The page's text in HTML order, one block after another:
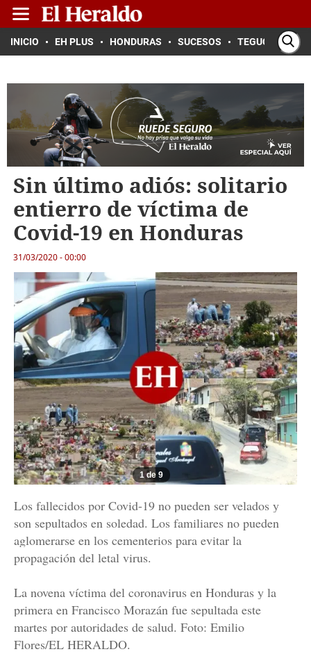
INICIO EH PLUS HONDURAS SUCESOS TEGUCIGALPA
Sin último adiós: solitario
entierro de víctima de
Covid-19 en Honduras
31/03/2020 - 00:00
1 de 9
Los fallecidos por Covid-19 no pueden ser velados y
son sepultados en soledad. Los familiares no pueden
aglomerarse en los cementerios para evitar la
propagación del letal virus.
La novena víctima del coronavirus en Honduras y la
primera en Francisco Morazán fue sepultada este
martes por autoridades de salud. Foto: Emilio
Flores/EL HERALDO.